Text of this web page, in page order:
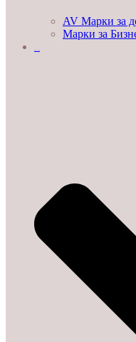
AV Марки за
Марки за